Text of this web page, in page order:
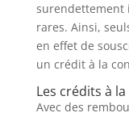
surendettement
rares. Ainsi,
en effet de
un crédit à la
Les crédits à
Avec des